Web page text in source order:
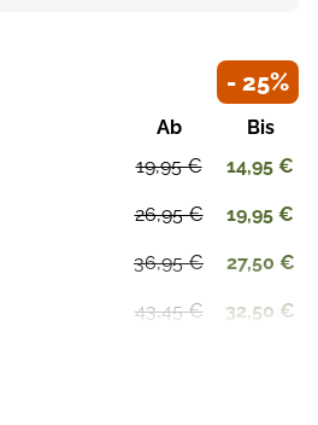
- 25%
Ab
19,95 €
26,95 €
36,95 €
43,45 €
Bis
14,95 €
19,95 €
27,50 €
32,50 €